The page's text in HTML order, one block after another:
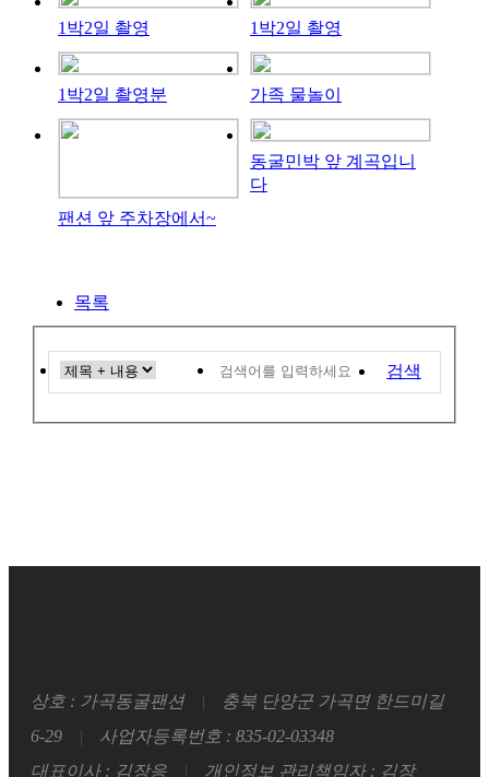
1박2일 촬영 1박2일 촬영
1박2일 촬영분 가족 물놀이
팬션 앞 주차장에서~
동굴민박 앞 계곡입니
다
검색
목록
상호 : 가곡동굴팬션 |
충북 단양군 가곡면 한드미길
6-29
|
사업자등록번호 : 835-02-03348
대표이사 : 김장응
| 개인정보 관리책임자 : 김장